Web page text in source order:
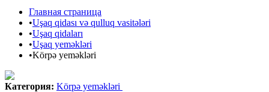
Главная страница
•Uşaq qidası və qulluq vasitələri
•Uşaq qidaları
•Uşaq yeməkləri
•Körpə yeməkləri
Категория: Körpə yeməkləri